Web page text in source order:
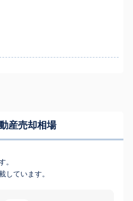
産売却相場
。
しています。